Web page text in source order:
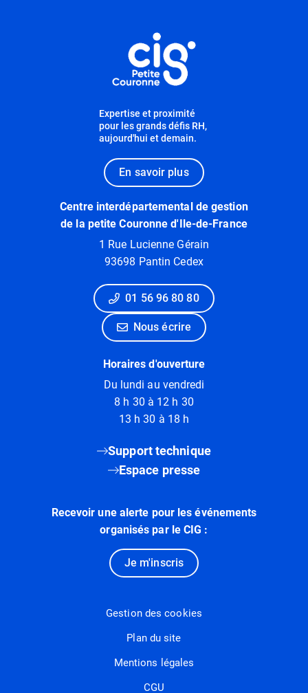
Expertise et proximité
pour les grands défis RH,
aujourd'hui et demain.
En savoir plus
Centre interdépartemental de gestion
de la petite Couronne d'Ile-de-France
1 Rue Lucienne Gérain
93698 Pantin Cedex
01 56 96 80 80
Nous écrire
Horaires d'ouverture
Du lundi au vendredi
8 h 30 à 12 h 30
13 h 30 à 18 h
Support technique
Espace presse
Recevoir une alerte pour les événements
organisés par le CIG :
Je m'inscris
Gestion des cookies
Plan du site
Mentions légales
CGU